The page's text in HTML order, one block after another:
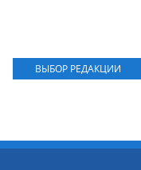
ВЫБОР РЕДАКЦИИ